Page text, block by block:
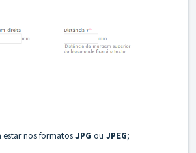
estar nos formatosJPG ou JPEG;